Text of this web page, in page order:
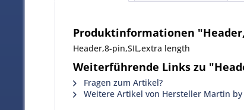
Produktinformationen
Header,8-pin,SIL,extra length
Weiterführende Links zu
Fragen zum Artikel?
Weitere Artikel von Hersteller Martin by